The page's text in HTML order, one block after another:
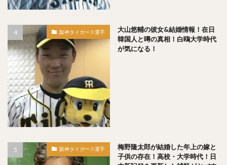
阪神タイガース選手
大山悠輔の彼女&結婚情報！在日
韓国人と噂の真相！白鴎大学時代
が気になる！
阪神タイガース選手
梅野隆太郎が結婚した年上の嫁と
子供の存在！高校・大学時代！日
井納翔一（いのうしょういち）
長嶋一茂（ながしまかずしげ）
西舘勇陽（にしだてゆうひ）
ウラディミール・バレンティン
古谷優人（ふるやゆうと）
大竹耕太郎（おおたけこうたろう）
嶋基宏（しまもとひろ）
梅野隆太郎（うめのりゅうたろう）
牧原大成（まきはらたいせい）
笠谷俊介（かさやしゅんすけ）
釜元豪（かまもとごう）